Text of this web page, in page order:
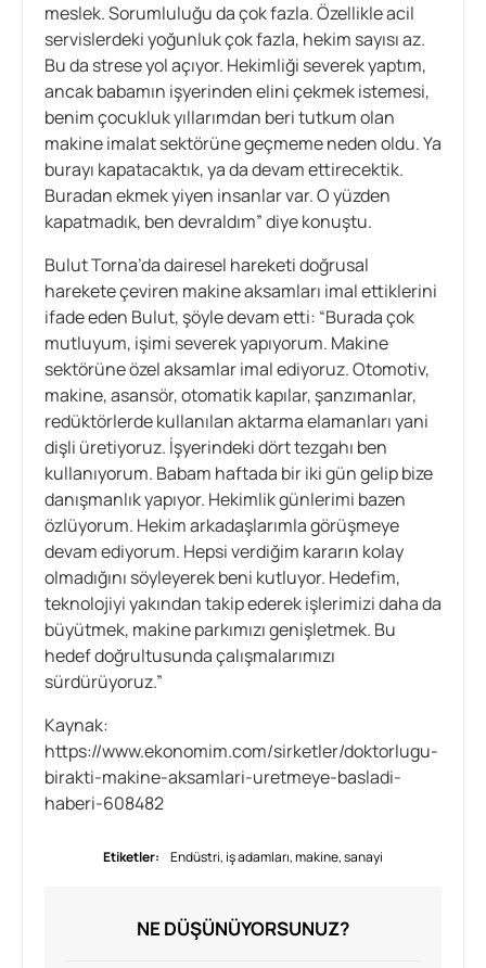
meslek. Sorumluluğu da çok fazla. Özellikle acil
servislerdeki yoğunluk çok fazla, hekim sayısı az.
Bu da strese yol açıyor. Hekimliği severek yaptım,
ancak babamın işyerinden elini çekmek istemesi,
benim çocukluk yıllarımdan beri tutkum olan
makine imalat sektörüne geçmeme neden oldu. Ya
burayı kapatacaktık, ya da devam ettirecektik.
Buradan ekmek yiyen insanlar var. O yüzden
kapatmadık, ben devraldım” diye konuştu.
Bulut Torna’da dairesel hareketi doğrusal
harekete çeviren makine aksamları imal ettiklerini
ifade eden Bulut, şöyle devam etti: “Burada çok
mutluyum, işimi severek yapıyorum. Makine
sektörüne özel aksamlar imal ediyoruz. Otomotiv,
makine, asansör, otomatik kapılar, şanzımanlar,
redüktörlerde kullanılan aktarma elamanları yani
dişli üretiyoruz. İşyerindeki dört tezgahı ben
kullanıyorum. Babam haftada bir iki gün gelip bize
danışmanlık yapıyor. Hekimlik günlerimi bazen
özlüyorum. Hekim arkadaşlarımla görüşmeye
devam ediyorum. Hepsi verdiğim kararın kolay
olmadığını söyleyerek beni kutluyor. Hedefim,
teknolojiyi yakından takip ederek işlerimizi daha da
büyütmek, makine parkımızı genişletmek. Bu
hedef doğrultusunda çalışmalarımızı
sürdürüyoruz.”
Kaynak:
https://www.ekonomim.com/sirketler/doktorlugu-
birakti-makine-aksamlari-uretmeye-basladi-
haberi-608482
Etiketler: Endüstri, iş adamları,makine,sanayi
NE DÜŞÜNÜYORSUNUZ?